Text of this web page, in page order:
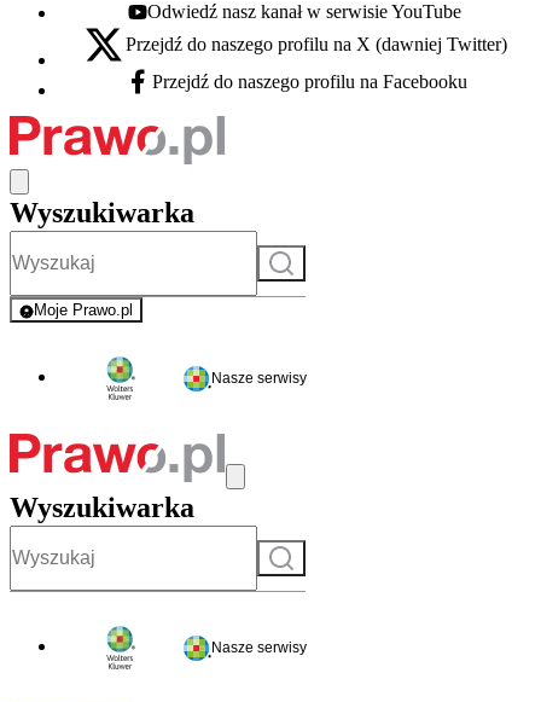
Youtube - otwiera się w nowej karcie
Odwiedź nasz kanał w serwisie YouTube
X - otwiera się w nowej karcie
Przejdź do naszego profilu na X (dawniej Twitter)
Facebook - otwiera się w nowej karcie
Przejdź do naszego profilu na Facebooku
Wyszukiwarka
Szukaj
Moje Prawo.pl
- rejestracja i logowanie do serwisu
Nasze serwisy
Wyszukiwarka
Szukaj
Nasze serwisy